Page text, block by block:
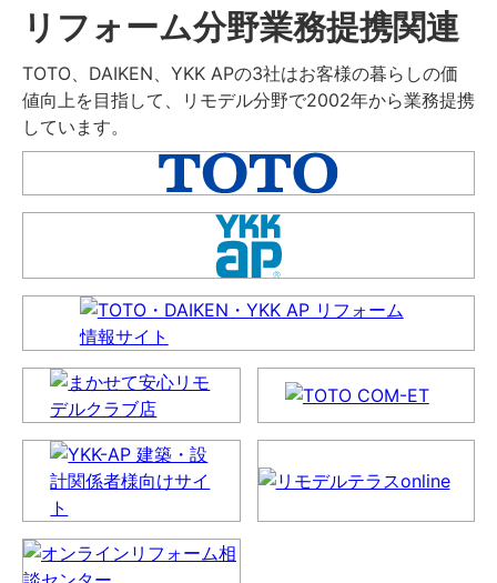
リフォーム分野業務提携関連
TOTO、DAIKEN、YKK APの3社はお客様の暮らしの価
値向上を目指して、リモデル分野で2002年から業務提携
しています。